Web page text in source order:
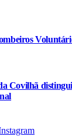
Covilhã